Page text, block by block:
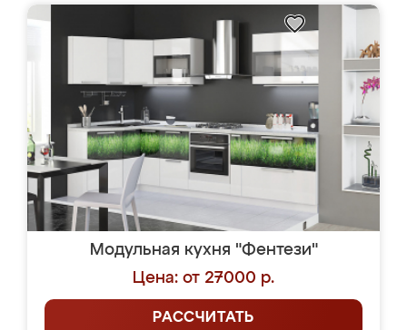
Модульная кухня "Фентези"
Цена: от 27000 р.
РАССЧИТАТЬ